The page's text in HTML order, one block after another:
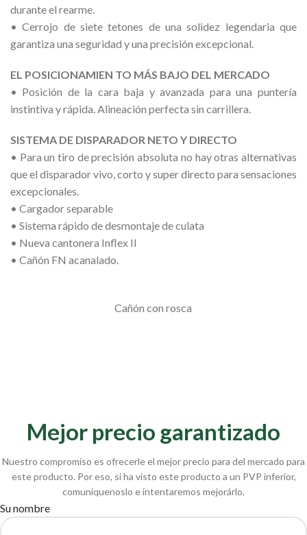
durante el rearme.
• Cerrojo de siete tetones de una solidez legendaria que
garantiza una seguridad y una precisión excepcional.
EL POSICIONAMIEN TO MÁS BAJO DEL MERCADO
• Posición de la cara baja y avanzada para una puntería
instintiva y rápida. Alineación perfecta sin carrillera.
SISTEMA DE DISPARADOR NETO Y DIRECTO
• Para un tiro de precisión absoluta no hay otras alternativas
que el disparador vivo, corto y super directo para sensaciones
excepcionales.
• Cargador separable
• Sistema rápido de desmontaje de culata
• Nueva cantonera Inflex II
• Cañón FN acanalado.
Cañón con rosca
Mejor precio garantizado
Nuestro compromiso es ofrecerle el mejor precio para del mercado para
este producto. Por eso, si ha visto este producto a un PVP inferior,
comuníquenoslo e intentaremos mejorárlo.
Su nombre